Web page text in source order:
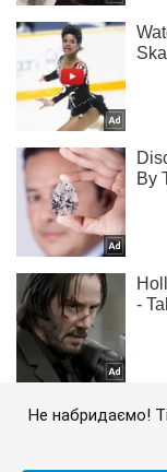
Не набридаємо!